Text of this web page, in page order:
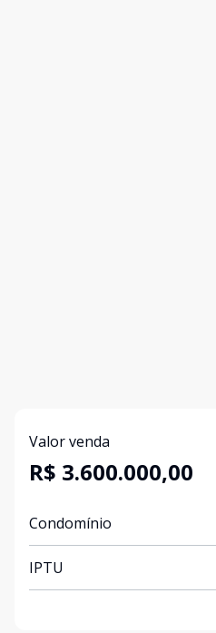
Valor venda
R$ 3.600.000,00
Condomínio
IPTU